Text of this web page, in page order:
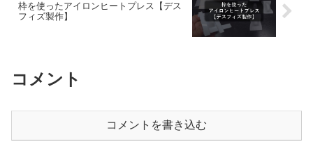
枠を使ったアイロンヒートプレス【デス
フィズ製作】
コメント
コメントを書き込む